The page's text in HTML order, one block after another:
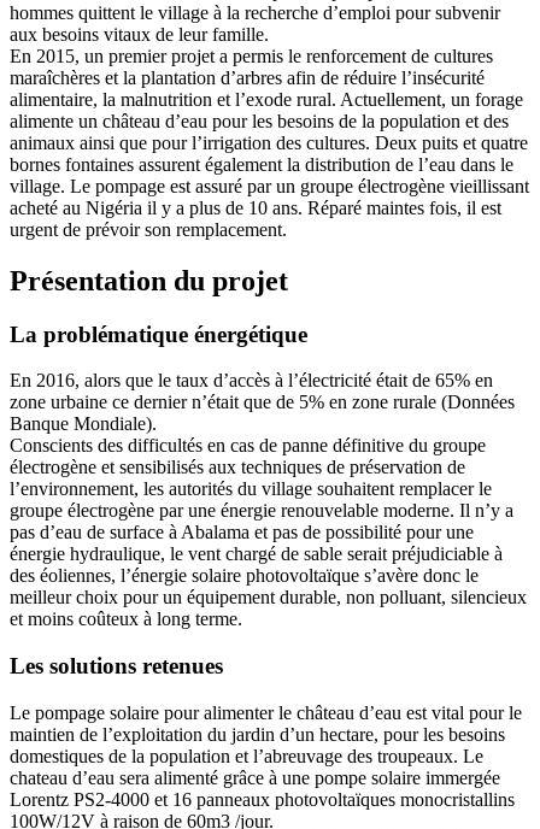
hommes quittent le village à la recherche d’emploi pour subvenir
aux besoins vitaux de leur famille.
En 2015, un premier projet a permis le renforcement de cultures
maraîchères et la plantation d’arbres afin de réduire l’insécurité
alimentaire, la malnutrition et l’exode rural. Actuellement, un forage
alimente un château d’eau pour les besoins de la population et des
animaux ainsi que pour l’irrigation des cultures. Deux puits et quatre
bornes fontaines assurent également la distribution de l’eau dans le
village. Le pompage est assuré par un groupe électrogène vieillissant
acheté au Nigéria il y a plus de 10 ans. Réparé maintes fois, il est
urgent de prévoir son remplacement.
Présentation du projet
La problématique énergétique
En 2016, alors que le taux d’accès à l’électricité était de 65% en
zone urbaine ce dernier n’était que de 5% en zone rurale (Données
Banque Mondiale).
Conscients des difficultés en cas de panne définitive du groupe
électrogène et sensibilisés aux techniques de préservation de
l’environnement, les autorités du village souhaitent remplacer le
groupe électrogène par une énergie renouvelable moderne. Il n’y a
pas d’eau de surface à Abalama et pas de possibilité pour une
énergie hydraulique, le vent chargé de sable serait préjudiciable à
des éoliennes, l’énergie solaire photovoltaïque s’avère donc le
meilleur choix pour un équipement durable, non polluant, silencieux
et moins coûteux à long terme.
Les solutions retenues
Le pompage solaire pour alimenter le château d’eau est vital pour le
maintien de l’exploitation du jardin d’un hectare, pour les besoins
domestiques de la population et l’abreuvage des troupeaux. Le
chateau d’eau sera alimenté grâce à une pompe solaire immergée
Lorentz PS2-4000 et 16 panneaux photovoltaïques monocristallins
100W/12V à raison de 60m3 /jour.